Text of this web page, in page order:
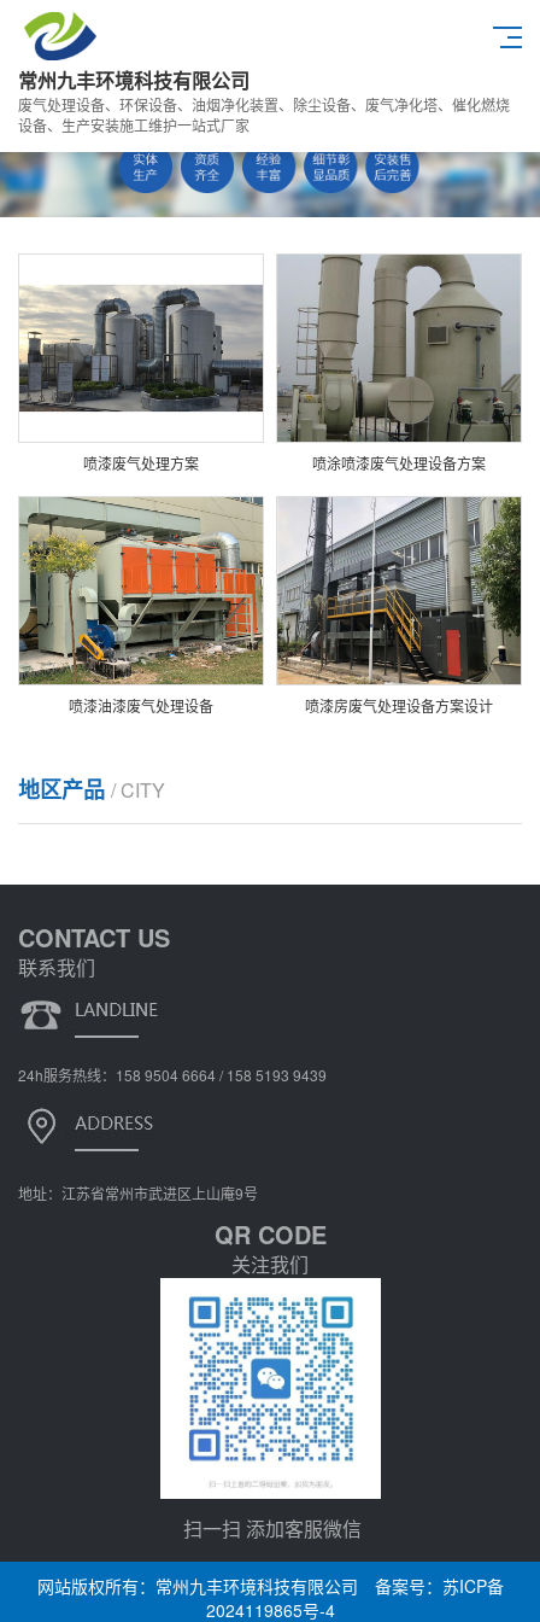
常州九丰环境科技有限公司
废气处理设备、环保设备、油烟净化装置、除尘设备、废气净化塔、催化燃烧
设备、生产安装施工维护一站式厂家
喷漆废气处理方案 喷涂喷漆废气处理设备方案
喷漆油漆废气处理设备 喷漆房废气处理设备方案设计
地区产品 / CITY
CONTACT US
联系我们
24h服务热线：158 9504 6664 / 158 5193 9439
地址：江苏省常州市武进区上山庵9号
QR CODE
关注我们
扫一扫 添加客服微信
网站版权所有：常州九丰环境科技有限公司 备案号： 苏ICP备
2024119865号-4